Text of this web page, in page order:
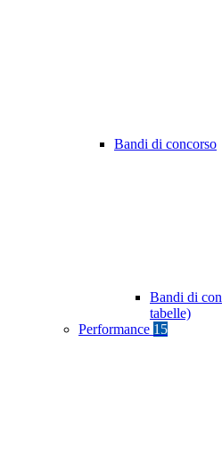
Bandi di concorso
Bandi di
tabelle)
Performance 15